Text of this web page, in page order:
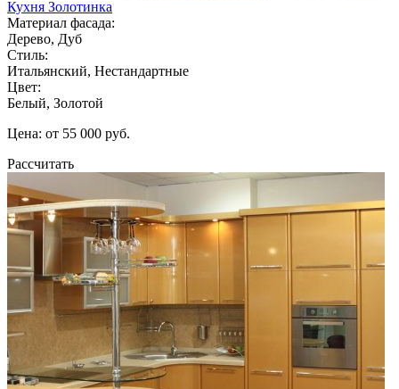
Кухня Золотинка
Материал фасада:
Дерево, Дуб
Стиль:
Итальянский, Нестандартные
Цвет:
Белый, Золотой
Цена: от 55 000 руб.
Рассчитать